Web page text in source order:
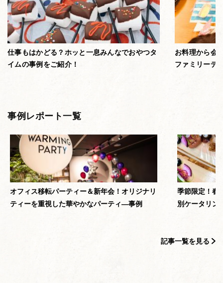
仕事もはかどる？ホッと一息みんなでおやつタ
イムの事例をご紹介！
お料理から会
ファミリーデ
事例レポート一覧
オフィス移転パーティー＆新年会！オリジナリ
ティーを重視した華やかなパーティ―事例
季節限定！春
別ケータリン
記事一覧を見る